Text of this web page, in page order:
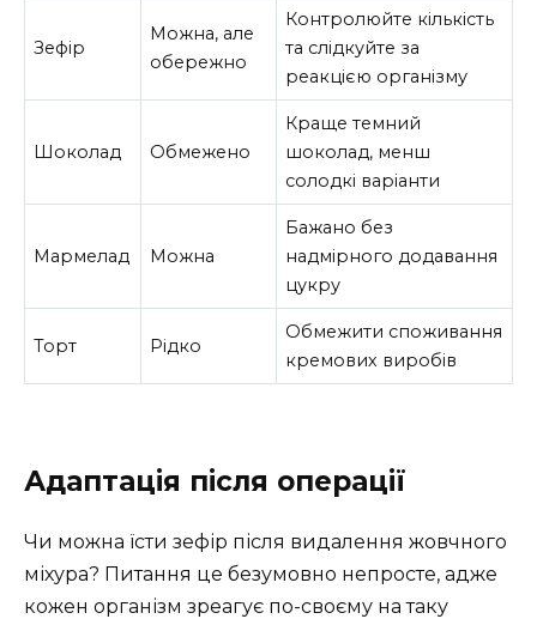
Зефір
Можна, але
обережно
Контролюйте кількість
та слідкуйте за
реакцією організму
Шоколад Обмежено
Краще темний
шоколад, менш
солодкі варіанти
Мармелад Можна
Бажано без
надмірного додавання
цукру
Торт Рідко
Обмежити споживання
кремових виробів
Адаптація після операції
Чи можна їсти зефір після видалення жовчного
міхура? Питання це безумовно непросте, адже
кожен організм зреагує по-своєму на таку